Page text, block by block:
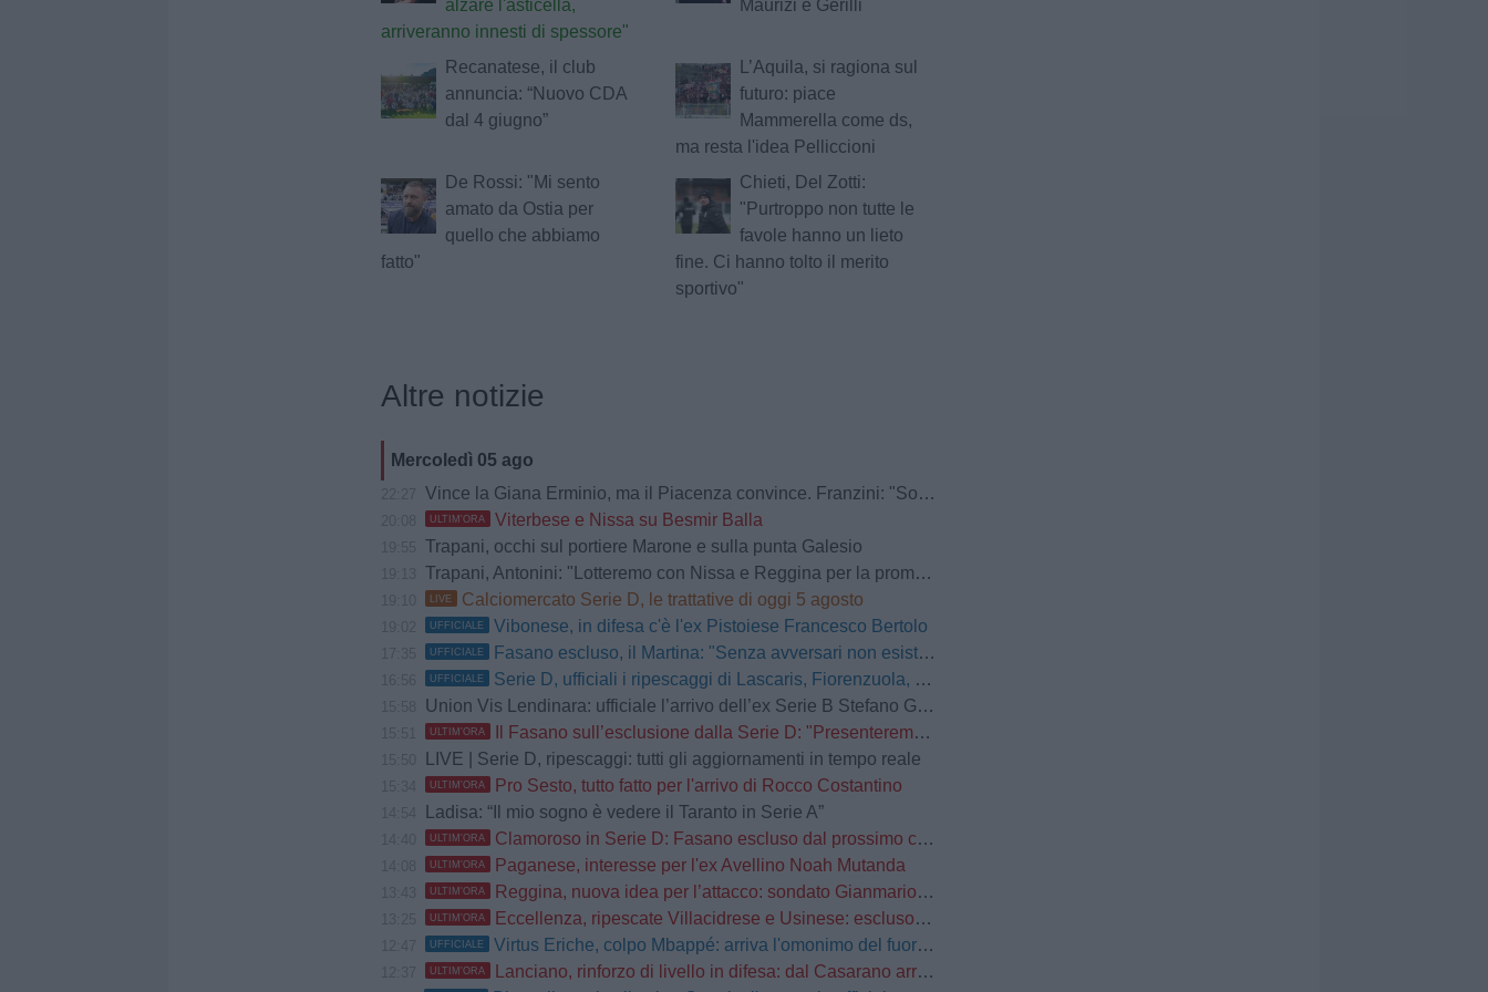
alzare l'asticella,
arriveranno innesti di spessore"
Maurizi e Gerilli
Recanatese, il club
annuncia: “Nuovo CDA
dal 4 giugno”
L’Aquila, si ragiona sul
futuro: piace
Mammerella come ds,
ma resta l'idea Pelliccioni
De Rossi: "Mi sento
amato da Ostia per
quello che abbiamo
fatto"
Chieti, Del Zotti:
"Purtroppo non tutte le
favole hanno un lieto
fine. Ci hanno tolto il merito
sportivo"
Altre notizie
Mercoledì 05 ago
Vince la Giana Erminio, ma il Piacenza convince. Franzini: "Soddisfatto della prestazione"
ULTIM'ORA Viterbese e Nissa su Besmir Balla
Trapani, occhi sul portiere Marone e sulla punta Galesio
Trapani, Antonini: "Lotteremo con Nissa e Reggina per la promozione"
LIVE Calciomercato Serie D, le trattative di oggi 5 agosto
UFFICIALE Vibonese, in difesa c'è l'ex Pistoiese Francesco Bertolo
UFFICIALE Fasano escluso, il Martina: "Senza avversari non esistono grandi storie"
UFFICIALE Serie D, ufficiali i ripescaggi di Lascaris, Fiorenzuola, Castellanzese, Grassina, Derthona e Tropical Coriano
Union Vis Lendinara: ufficiale l’arrivo dell’ex Serie B Stefano Giacomelli
ULTIM'ORA Il Fasano sull’esclusione dalla Serie D: "Presenteremo ricorso d’urgenza”
LIVE | Serie D, ripescaggi: tutti gli aggiornamenti in tempo reale
ULTIM'ORA Pro Sesto, tutto fatto per l'arrivo di Rocco Costantino
Ladisa: “Il mio sogno è vedere il Taranto in Serie A”
ULTIM'ORA Clamoroso in Serie D: Fasano escluso dal prossimo campionato
ULTIM'ORA Paganese, interesse per l'ex Avellino Noah Mutanda
ULTIM'ORA Reggina, nuova idea per l’attacco: sondato Gianmario Comi
ULTIM'ORA Eccellenza, ripescate Villacidrese e Usinese: escluso l'Olbia
UFFICIALE Virtus Eriche, colpo Mbappé: arriva l'omonimo del fuoriclasse del Real Madrid
ULTIM'ORA Lanciano, rinforzo di livello in difesa: dal Casarano arriva Alessio Barone